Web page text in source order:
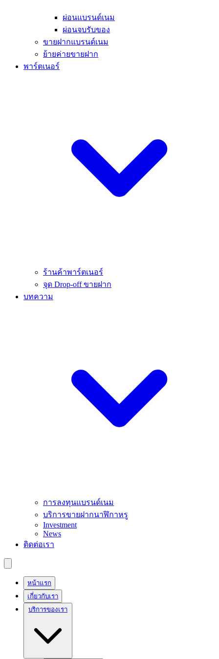
ผ่อนแบรนด์เนม
ผ่อนจบรับของ
ขายฝากแบรนด์เนม
ย้ายค่ายขายฝาก
พาร์ตเนอร์
ร้านค้าพาร์ตเนอร์
จุด Drop-off ขายฝาก
บทความ
การลงทุนแบรนด์เนม
บริการขายฝากนาฬิกาหรู
Investment
News
ติดต่อเรา
หน้าแรก
เกี่ยวกับเรา
บริการของเรา